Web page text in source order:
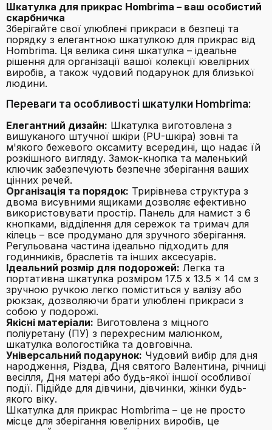
Шкатулка для прикрас Hombrima – ваш особистий
скарбничка
Зберігайте свої улюблені прикраси в безпеці та
порядку з елегантною шкатулкою для прикрас від
Hombrima. Ця велика синя шкатулка – ідеальне
рішення для організації вашої колекції ювелірних
виробів, а також чудовий подарунок для близької
людини.
Переваги та особливості шкатулки Hombrima:
Елегантний дизайн: Шкатулка виготовлена з
вишуканого штучної шкіри (PU-шкіра) зовні та
м'якого бежевого оксамиту всередині, що надає їй
розкішного вигляду. Замок-кнопка та маленький
ключик забезпечують безпечне зберігання ваших
цінних речей.
Організація та порядок: Трирівнева структура з
двома висувними ящиками дозволяє ефективно
використовувати простір. Панель для намист з 6
кнопками, відділення для сережок та тримач для
кілець – все продумано для зручного зберігання.
Регульована частина ідеально підходить для
годинників, браслетів та інших аксесуарів.
Ідеальний розмір для подорожей: Легка та
портативна шкатулка розміром 17.5 x 13.5 x 14 см з
зручною ручкою легко поміститься у валізу або
рюкзак, дозволяючи брати улюблені прикраси з
собою у подорожі.
Якісні матеріали: Виготовлена з міцного
поліуретану (ПУ) з перехресним малюнком,
шкатулка вологостійка та довговічна.
Універсальний подарунок: Чудовий вибір для дня
народження, Різдва, Дня святого Валентина, річниці
весілля, Дня матері або будь-якої іншої особливої
події. Підійде для дівчини, дівчинки, жінки будь-
якого віку.
Шкатулка для прикрас Hombrima – це не просто
місце для зберігання ювелірних виробів, це